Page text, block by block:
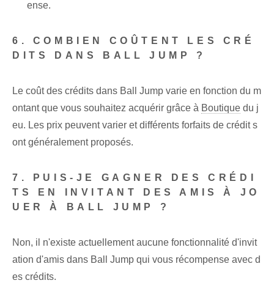
ense.
6. ‌COMBIEN COÛTENT LES CRÉ
DITS DANS ‌BALL JUMP ?
Le coût des crédits dans Ball Jump varie en fonction du m
ontant que vous souhaitez acquérir grâce à Boutique du j
eu. Les prix peuvent varier et différents forfaits de crédit s
ont généralement proposés.
7. PUIS-JE GAGNER DES CRÉDI
TS EN INVITANT DES AMIS À JO
UER À BALL JUMP ?
Non, il n'existe actuellement aucune fonctionnalité d'invit
ation d'amis dans Ball Jump qui vous récompense avec d
es crédits.